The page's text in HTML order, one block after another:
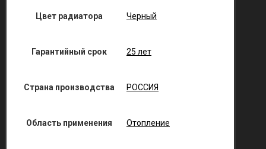
Цвет радиатора Черный
Гарантийный срок 25 лет
Страна производства РОССИЯ
Область применения Отопление